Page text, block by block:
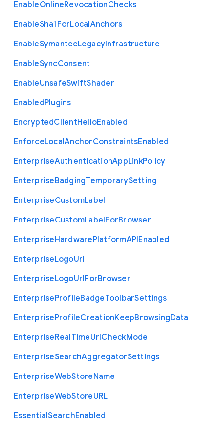
EnableOnlineRevocationChecks
EnableSha1 ForLocalAnchors
EnableSymantecLegacyInfrastructure
EnableSyncConsent
EnableUnsafeSwiftShader
EnabledPlugins
EncryptedClientHelloEnabled
EnforceLocalAnchorConstraintsEnabled
EnterpriseAuthenticationAppLinkPolicy
EnterpriseBadgingTemporarySetting
EnterpriseCustomLabel
EnterpriseCustomLabelForBrowser
EnterpriseHardwarePlatformAPIEnabled
EnterpriseLogoUrl
EnterpriseLogoUrlForBrowser
EnterpriseProfileBadgeToolbarSettings
EnterpriseProfileCreationKeepBrowsingData
EnterpriseRealTimeUrlCheckMode
EnterpriseSearchAggregatorSettings
EnterpriseWebStoreName
EnterpriseWebStoreURL
EssentialSearchEnabled